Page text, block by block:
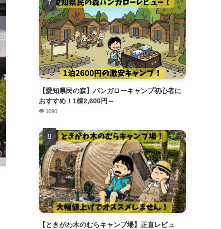
【愛知県民の森】バンガローキャンプ初心者に
おすすめ！1棟2,600円～
1090
【ときがわ木のむらキャンプ場】正直レビュ